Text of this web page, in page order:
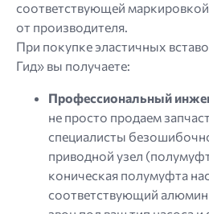
соответствующей маркировкой
от производителя.
При покупке эластичных
Гид» вы получаете:
Профессиональный
не просто продаем
специалисты
приводной узел
коническая полумуфта
соответствующий